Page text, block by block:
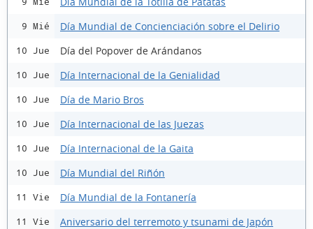
9 Mié Día Mundial de Concienciación sobre el Delirio
10 Jue Día del Popover de Arándanos
10 Jue Día Internacional de la Genialidad
10 Jue Día de Mario Bros
10 Jue Día Internacional de las Juezas
10 Jue Día Internacional de la Gaita
10 Jue Día Mundial del Riñón
11 Vie Día Mundial de la Fontanería
11 Vie Aniversario del terremoto y tsunami de Japón